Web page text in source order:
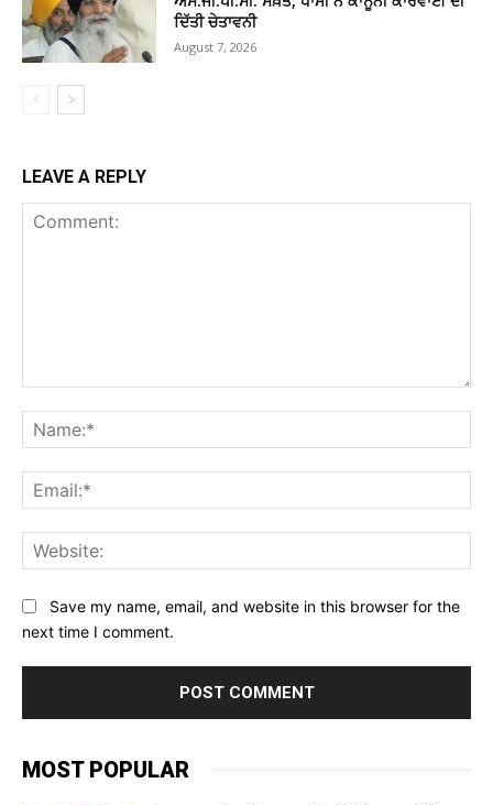
ਦਿੱਤੀ ਚੇਤਾਵਨੀ
August 7, 2026
LEAVE A REPLY
Save my name, email, and website in this browser for the
next time I comment.
MOST POPULAR